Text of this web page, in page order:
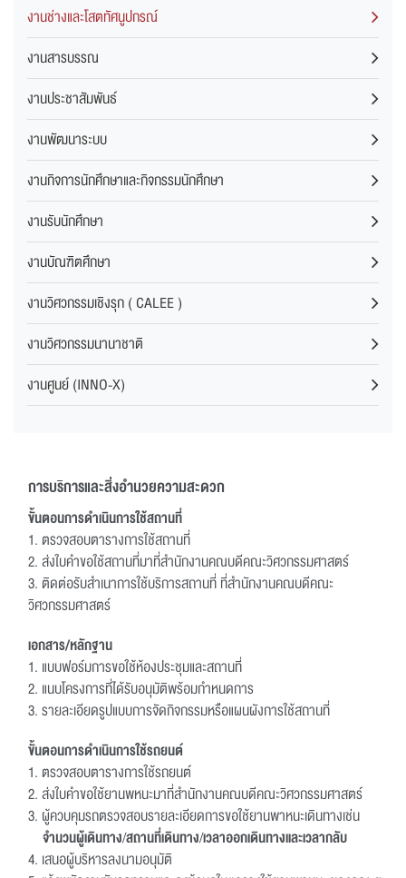
งานช่างและโสตทัศนูปกรณ์
งานสารบรรณ
งานประชาสัมพันธ์
งานพัฒนาระบบ
งานกิจการนักศึกษาและกิจกรรมนักศึกษา
งานรับนักศึกษา
งานบัณฑิตศึกษา
งานวิศวกรรมเชิงรุก ( CALEE )
งานวิศวกรรมนานาชาติ
งานศูนย์ (INNO-X)
การบริการและสิ่งอำนวยความสะดวก
ขั้นตอนการดำเนินการใช้สถานที่
1. ตรวจสอบตารางการใช้สถานที่
2. ส่งใบคำขอใช้สถานที่มาที่สำนักงานคณบดีคณะวิศวกรรมศาสตร์
3. ติดต่อรับสำเนาการใช้บริการสถานที่ ที่สำนักงานคณบดีคณะ
วิศวกรรมศาสตร์
เอกสาร/หลักฐาน
1. แบบฟอร์มการขอใช้ห้องประชุมและสถานที่
2. แนบโครงการที่ได้รับอนุมัติพร้อมกำหนดการ
3. รายละเอียดรูปแบบการจัดกิจกรรมหรือแผนผังการใช้สถานที่
ขั้นตอนการดำเนินการใช้รถยนต์
1. ตรวจสอบตารางการใช้รถยนต์
2. ส่งใบคำขอใช้ยานพหนะมาที่สำนักงานคณบดีคณะวิศวกรรมศาสตร์
3. ผู้ควบคุมรถตรวจสอบรายละเอียดการขอใช้ยานพาหนะเดินทางเช่น
จำนวนผู้เดินทาง/สถานที่เดินทาง/เวลาออกเดินทางและเวลากลับ
4. เสนอผู้บริหารลงนามอนุมัติ